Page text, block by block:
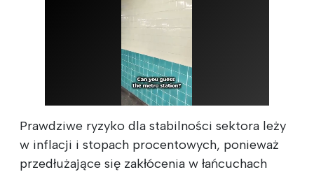
Prawdziwe ryzyko dla stabilności sektora leży
w inflacji i stopach procentowych, ponieważ
przedłużające się zakłócenia w łańcuchach